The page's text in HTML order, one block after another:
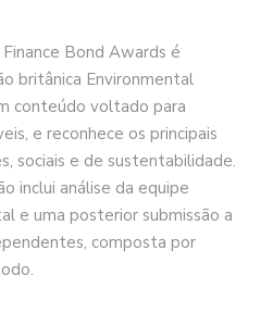
Bond Awards é
britânica Environmental
conteúdo voltado para
e reconhece os principais
sociais e de sustentabilidade.
inclui análise da equipe
e uma posterior submissão a
composta por